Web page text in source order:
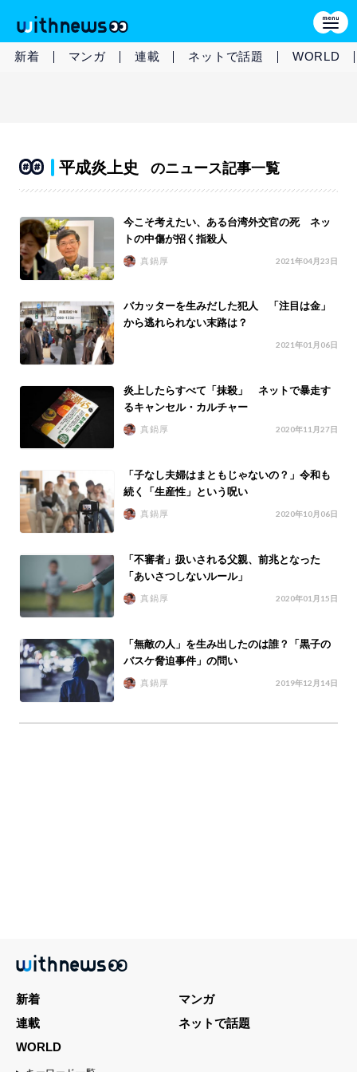
新着 マンガ 連載 ネットで話題 WORLD
平成炎上史 のニュース記事一覧
今こそ考えたい、ある台湾外交官の死 ネッ
トの中傷が招く指殺人
真鍋厚 2021年04月23日
バカッターを生みだした犯人 「注目は金」
から逃れられない末路は？
2021年01月06日
炎上したらすべて「抹殺」 ネットで暴走す
るキャンセル・カルチャー
真鍋厚 2020年11月27日
「子なし夫婦はまともじゃないの？」令和も
続く「生産性」という呪い
真鍋厚 2020年10月06日
「不審者」扱いされる父親、前兆となった
「あいさつしないルール」
真鍋厚 2020年01月15日
「無敵の人」を生み出したのは誰？「黒子の
バスケ脅迫事件」の問い
真鍋厚 2019年12月14日
新着
マンガ
連載
ネットで話題
WORLD